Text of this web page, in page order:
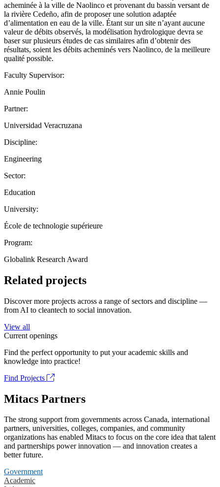
acheminée à la ville de Naolinco et provenant du bassin versant de
la rivière Cedeño, afin de proposer une solution adaptée
d’alimentation en eau de la ville. Étant sur un site n’ayant aucune
valeur de débits observés, la modélisation hydrologique devra se
baser sur plusieurs études de cas similaires afin d’obtenir des
résultats, soient les débits acheminés vers Naolinco, de la meilleure
qualité possible.
Faculty Supervisor:
Annie Poulin
Partner:
Universidad Veracruzana
Discipline:
Engineering
Sector:
Education
University:
École de technologie supérieure
Program:
Globalink Research Award
Related projects
Discover more projects across a range of sectors and discipline —
from AI to cleantech to social innovation.
View all
Current openings
Find the perfect opportunity to put your academic skills and
knowledge into practice!
Find Projects
Mitacs Partners
The strong support from governments across Canada, international
partners, universities, colleges, companies, and community
organizations has enabled Mitacs to focus on the core idea that talent
and partnerships power innovation — and innovation creates a
better future.
Government
Academic